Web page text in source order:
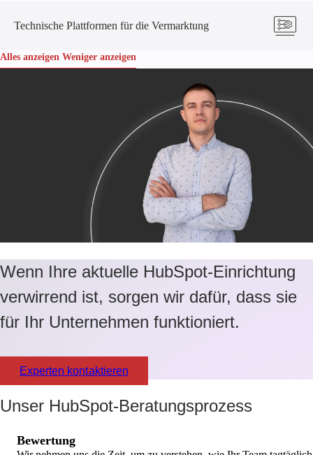
Technische Plattformen für die Vermarktung
Alles anzeigen Weniger anzeigen
Wenn Ihre aktuelle HubSpot-Einrichtung
verwirrend ist, sorgen wir dafür, dass sie
für Ihr Unternehmen funktioniert.
Experten kontaktieren
Unser HubSpot-Beratungsprozess
Bewertung